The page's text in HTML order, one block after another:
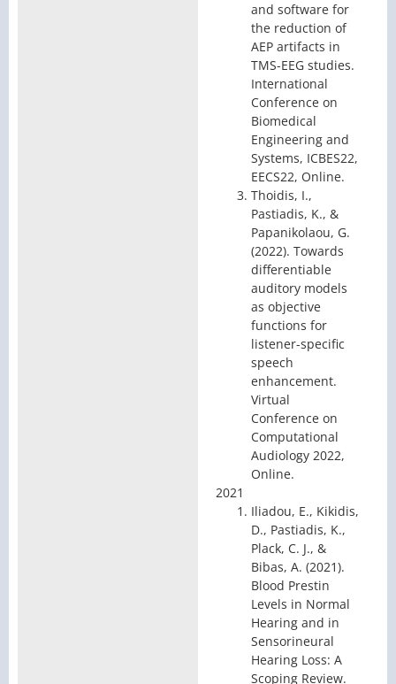
and software for
the reduction of
AEP artifacts in
TMS-EEG studies.
International
Conference on
Biomedical
Engineering and
Systems, ICBES22,
EECS22, Online.
Thoidis, I.,
Pastiadis, K., &
Papanikolaou, G.
(2022). Towards
differentiable
auditory models
as objective
functions for
listener-specific
speech
enhancement.
Virtual
Conference on
Computational
Audiology 2022,
Online.
2021
Iliadou, E., Kikidis,
D., Pastiadis, K.,
Plack, C. J., &
Bibas, A. (2021).
Blood Prestin
Levels in Normal
Hearing and in
Sensorineural
Hearing Loss: A
Scoping Review.